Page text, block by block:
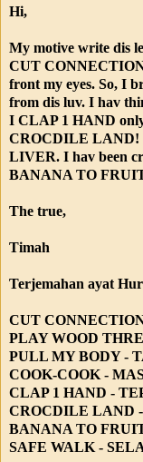
Hi,
My motive write dis
CUT
front my eyes. So, I
from dis luv. I hav
I CLAP 1 HAND
CROCDILE LAND!
LIVER. I hav been
BANANA TO
The true,
Timah
Terjemahan ayat
CUT
PLAY WOOD
PULL MY BODY -
COOK-COOK -
CLAP 1 HAND -
CROCDILE LAND
BANANA TO
SAFE WALK -